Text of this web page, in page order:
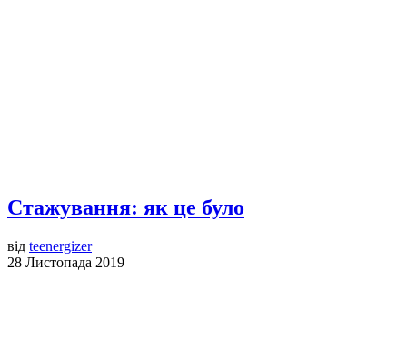
Стажування: як це було
від teenergizer
28 Листопада 2019